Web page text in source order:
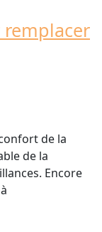
de la
Encore